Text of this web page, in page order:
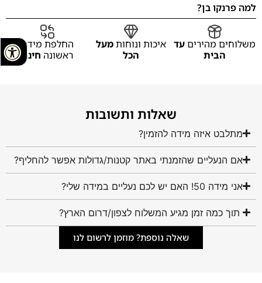
למה פרנקו בן?
משלוחים מהיריםעד
הבית
איכות ונוחותמעל
הכל
החלפת מידה
ראשונה חינם
שאלות ותשובות
מתלבט איזה מידה להזמין?
אם הנעליים שהזמנתי באתר קטנות/גדולות אפשר להחליף?
אני מידה 50! האם יש לכם נעליים במידה שלי?
תוך כמה זמן מגיע המשלוח לצפון/דרום הארץ?
שאלה נוספת? מוזמן לרשום לנו